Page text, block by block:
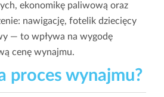
ekonomikę paliwową oraz
nawigację, fotelik dziecięcy
— to wpływa na wygodę
cenę wynajmu.
proces wynajmu?